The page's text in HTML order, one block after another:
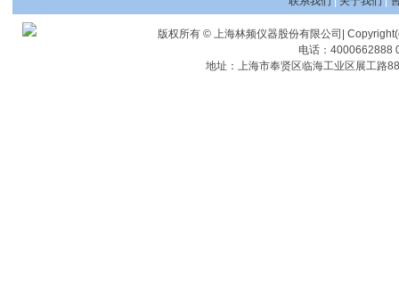
版权所有 © 上海林频仪器股份有限公司|
电话：4000662888
地址：上海市奉贤区临海工业区展工路